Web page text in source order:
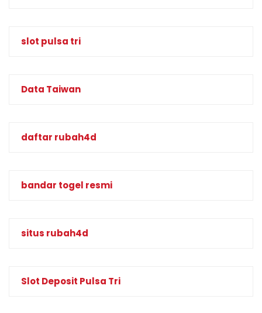
slot pulsa tri
Data Taiwan
daftar rubah4d
bandar togel resmi
situs rubah4d
Slot Deposit Pulsa Tri